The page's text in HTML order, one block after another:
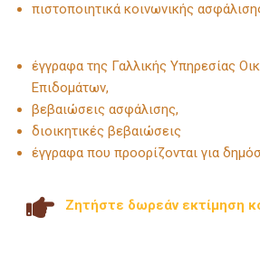
πιστοποιητικά κοινωνικής
έγγραφα της Γαλλικής Υπηρεσίας
Επιδομάτων,
βεβαιώσεις ασφάλισης,
διοικητικές βεβαιώσεις
έγγραφα που προορίζονται για
Ζητήστε δωρεάν εκτίμηση